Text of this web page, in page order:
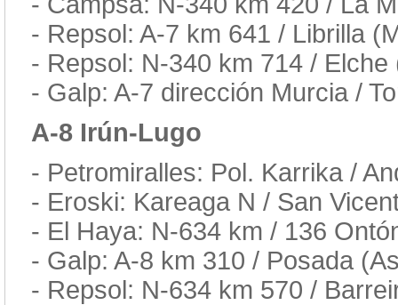
- Repsol: A-7 km 641 / Librilla
- Repsol: N-340 km 714 / Elche
- Galp: A-7 dirección Murcia /
A-8 Irún-Lugo
- Petromiralles: Pol. Karrika /
- Eroski: Kareaga N / San
- El Haya: N-634 km / 136
- Galp: A-8 km 310 / Posada
- Repsol: N-634 km 570 /